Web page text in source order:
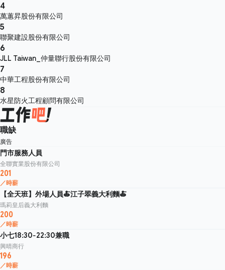
4
萬蕙昇股份有限公司
5
聯聚建設股份有限公司
6
JLL Taiwan_仲量聯行股份有限公司
7
中華工程股份有限公司
8
水星防火工程顧問有限公司
職缺
廣告
門市服務人員
全聯實業股份有限公司
201
／時薪
【全天班】外場人員🍝江子翠義大利麵🍝
瑪莉皇后義大利麵
200
／時薪
小七18:30-22:30兼職
興晴商行
196
／時薪